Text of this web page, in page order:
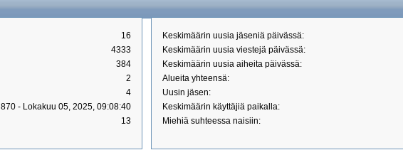
16
4333
384
2
4
870 - Lokakuu 05, 2025, 09:08:40
13
Keskimäärin uusia jäseniä päivässä:
Keskimäärin uusia viestejä päivässä:
Keskimäärin uusia aiheita päivässä:
Alueita yhteensä:
Uusin jäsen:
Keskimäärin käyttäjiä paikalla:
Miehiä suhteessa naisiin: